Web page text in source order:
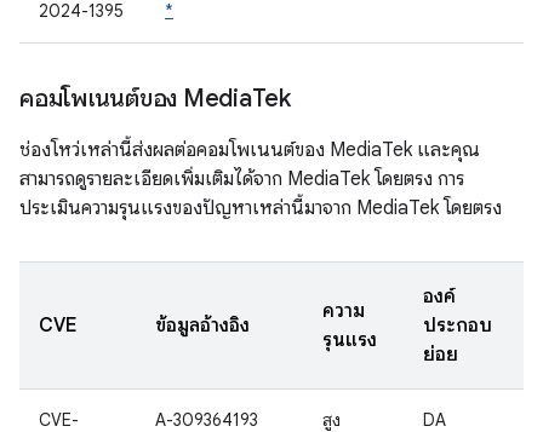
2024-1395 *
คอมโพเนนต์ของ MediaTek
ช่องโหว่เหล่านี้ส่งผลต่อคอมโพเนนต์ของ MediaTek และคุณ
สามารถดูรายละเอียดเพิ่มเติมได้จาก MediaTek โดยตรง การ
ประเมินความรุนแรงของปัญหาเหล่านี้มาจาก MediaTek โดยตรง
CVE ข้อมูลอ้างอิง
ความ
รุนแรง
องค์
ประกอบ
ย่อย
CVE-
A-309364193
สูง DA